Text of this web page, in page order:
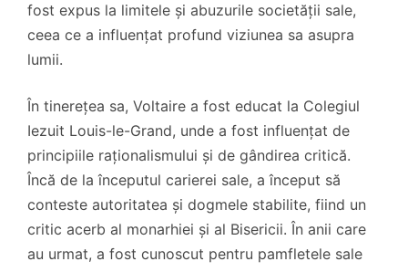
fost expus la limitele și abuzurile societății sale,
ceea ce a influențat profund viziunea sa asupra
lumii.
În tinerețea sa, Voltaire a fost educat la Colegiul
Iezuit Louis-le-Grand, unde a fost influențat de
principiile raționalismului și de gândirea critică.
Încă de la începutul carierei sale, a început să
conteste autoritatea și dogmele stabilite, fiind un
critic acerb al monarhiei și al Bisericii. În anii care
au urmat, a fost cunoscut pentru pamfletele sale